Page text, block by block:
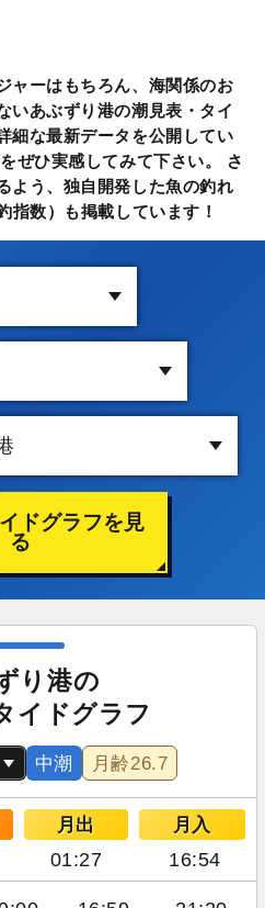
ャーはもちろん、海関係のお
いあぶずり港の潮見表・タイ
細な最新データを公開してい
ぜひ実感してみて下さい。 さ
よう、独自開発した魚の釣れ
指数）も掲載しています！
ドグラフを見
る
り港の
イドグラフ
中潮 月齢26.7
月出 月入
01:27 16:54